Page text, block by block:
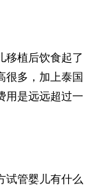
移植后饮食起了
很多，加上泰国
用是远远超过一
试管婴儿有什么